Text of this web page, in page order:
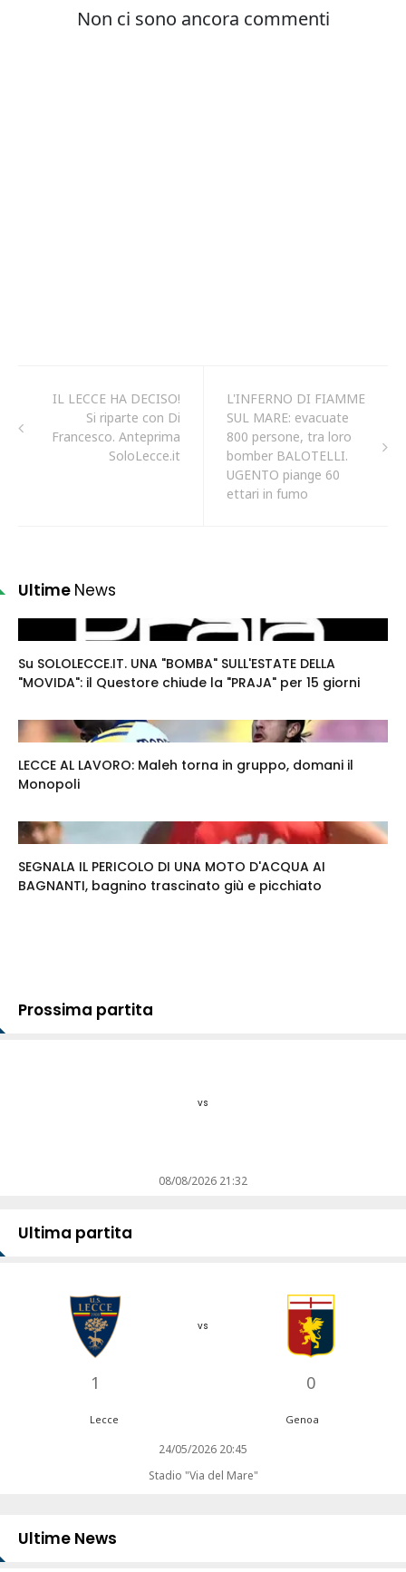
IL LECCE HA DECISO!
Si riparte con Di
Francesco. Anteprima
SoloLecce.it
L'INFERNO DI FIAMME
SUL MARE: evacuate
800 persone, tra loro
bomber BALOTELLI.
UGENTO piange 60
ettari in fumo
Ultime News
Su SOLOLECCE.IT. UNA "BOMBA" SULL'ESTATE DELLA
"MOVIDA": il Questore chiude la "PRAJA" per 15 giorni
LECCE AL LAVORO: Maleh torna in gruppo, domani il
Monopoli
SEGNALA IL PERICOLO DI UNA MOTO D'ACQUA AI
BAGNANTI, bagnino trascinato giù e picchiato
Prossima partita
vs
08/08/2026 21:32
Ultima partita
1
vs
0
Lecce Genoa
24/05/2026 20:45
Stadio "Via del Mare"
Ultime News